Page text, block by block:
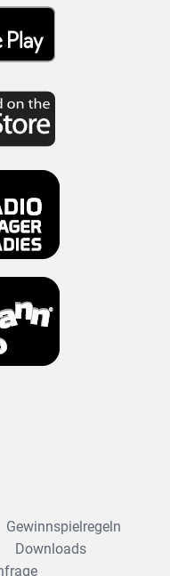
Gewinnspielregeln
Downloads